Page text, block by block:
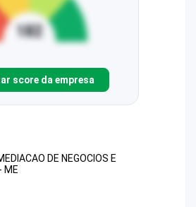
score da empresa
DE NEGOCIOS E
ME